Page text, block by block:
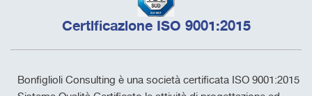
Certificazione ISO 9001:2015
Bonfiglioli Consulting è una società certificata ISO 9001:2015